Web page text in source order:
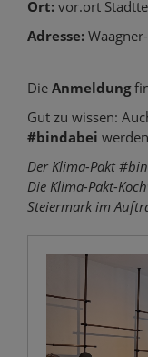
Ort: vor.ort
Adresse:
Die Anmeldung
Gut zu wissen:
#bindabei
Der Klima-Pakt
Die Klima-Pakt-
Steiermark im